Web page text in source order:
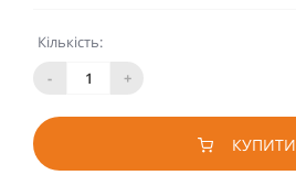
Кількість:
-
+
КУПИТИ